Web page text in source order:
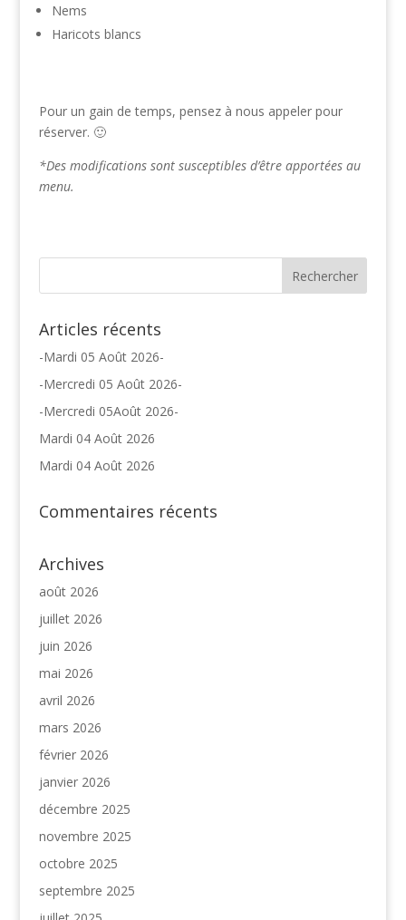
Nems
Haricots blancs
Pour un gain de temps, pensez à nous appeler pour
réserver. 🙂
*Des modifications sont susceptibles d’être apportées au
menu.
Articles récents
-Mardi 05 Août 2026-
-Mercredi 05 Août 2026-
-Mercredi 05Août 2026-
Mardi 04 Août 2026
Mardi 04 Août 2026
Commentaires récents
Archives
août 2026
juillet 2026
juin 2026
mai 2026
avril 2026
mars 2026
février 2026
janvier 2026
décembre 2025
novembre 2025
octobre 2025
septembre 2025